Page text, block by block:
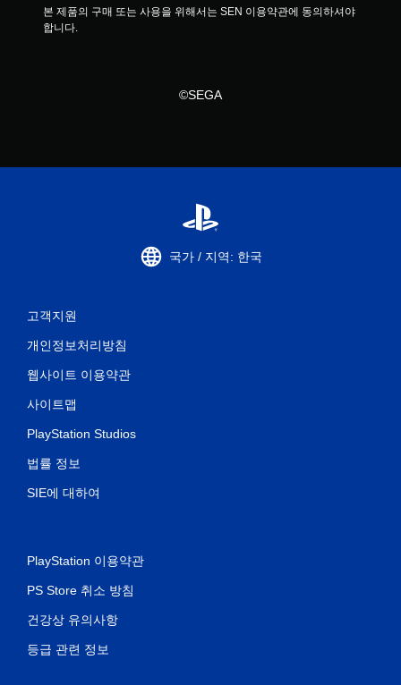
본 제품의 구매 또는 사용을 위해서는 SEN 이용약관에 동의하셔야
합니다.
©SEGA
국가 / 지역: 한국
고객지원
개인정보처리방침
웹사이트 이용약관
사이트맵
PlayStation Studios
법률 정보
SIE에 대하여
PlayStation 이용약관
PS Store 취소 방침
건강상 유의사항
등급 관련 정보